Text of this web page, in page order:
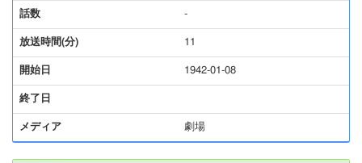
話数 -
放送時間(分) 11
開始日 1942-01-08
終了日
メディア 劇場